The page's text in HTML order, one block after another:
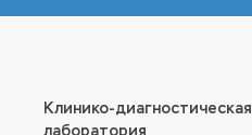
Клинико-диагностическая
лаборатория